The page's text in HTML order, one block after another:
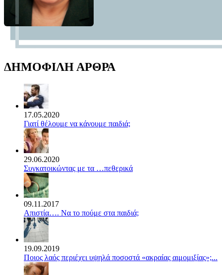
ΔΗΜΟΦΙΛΗ ΑΡΘΡΑ
17.05.2020
Γιατί θέλουμε να κάνουμε παιδιά;
29.06.2020
Συγκατοικώντας με τα …πεθερικά
09.11.2017
Απιστία…. Να το πούμε στα παιδιά;
19.09.2019
Ποιος λαός περιέχει υψηλά ποσοστά «ακραίας αιμομιξίας»;...